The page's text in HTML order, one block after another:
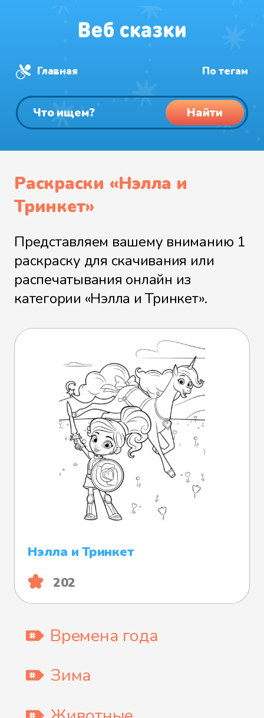
Главная По тегам
Найти
Раскраски «Нэлла и
Тринкет»
Представляем вашему вниманию 1
раскраску для скачивания или
распечатывания онлайн из
категории «Нэлла и Тринкет».
Нэлла и Тринкет
202
Времена года
Зима